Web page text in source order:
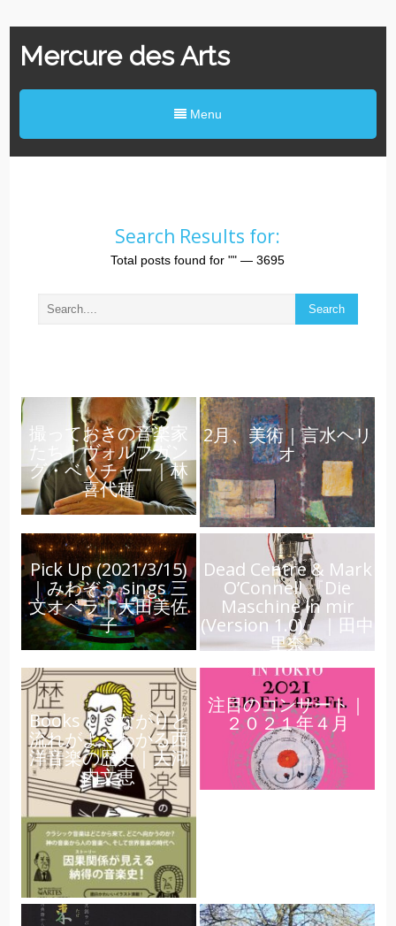
Mercure des Arts
Menu
Search Results for:
Total posts found for"" — 3695
撮っておきの音楽家
たち｜ヴォルフガン
グ・ベッチャー｜林
喜代種
2月、美術｜言水ヘリ
オ
Pick Up (2021/3/15)
｜みわぞう sings 三
文オペラ｜大田美佐
子
Dead Centre & Mark
O’Connell 『Die
Maschine in mir
(Version 1.0)』｜田中
里奈
Books | つながりと
流れがよくわかる西
洋音楽の歴史｜大河
内文恵
注目のコンサート｜
２０２１年４月